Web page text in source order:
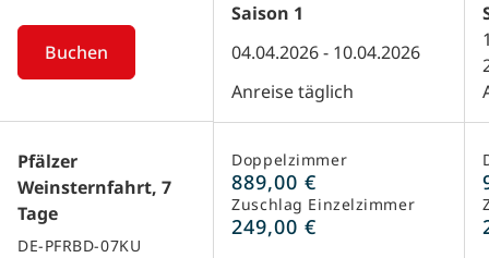
Buchen
Pfälzer
Weinsternfahrt, 7
Tage
DE-PFRBD-07KU
Saison 1
04.04.2026 - 10.04.2026
Anreise täglich
Doppelzimmer
889,00 €
Zuschlag Einzelzimmer
249,00 €